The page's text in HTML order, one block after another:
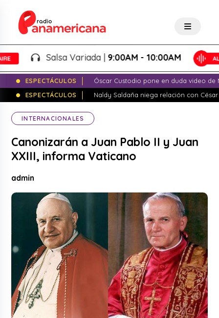
Salsa Variada |9:00AM - 10:00AM
ESPECTÁCULOS
Óscar Custodio pone en duda video de
ESPECTÁCULOS
Naldy Saldaña niega relación con
INTERNACIONALES
Canonizarán a Juan Pablo II y Juan
XXIII, informa Vaticano
admin